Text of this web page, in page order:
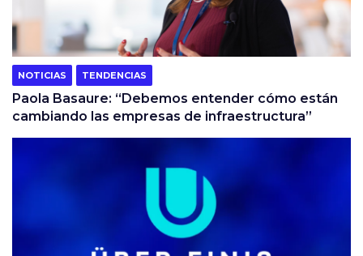
NOTICIAS TENDENCIAS
Paola Basaure: “Debemos entender cómo están
cambiando las empresas de infraestructura”